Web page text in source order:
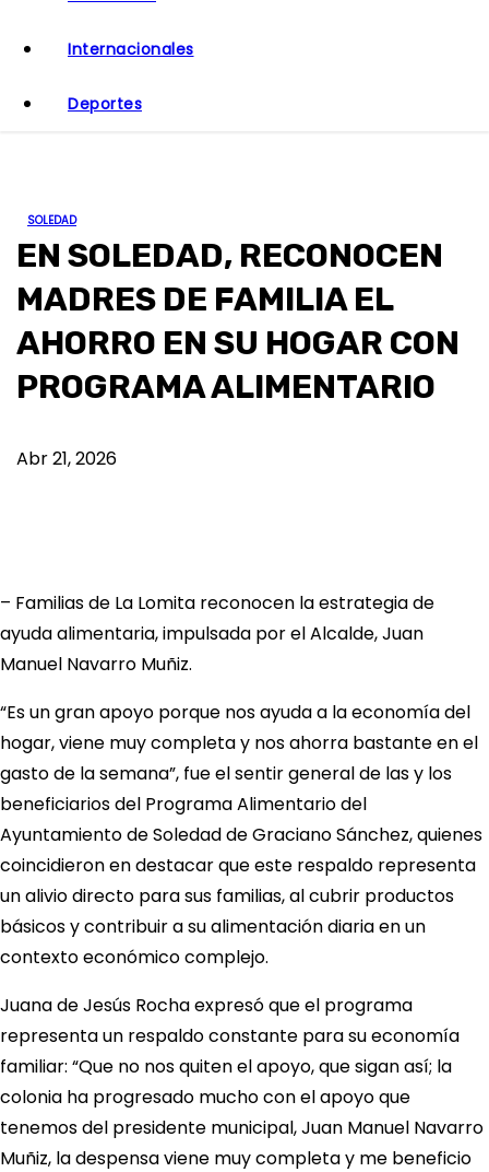
Internacionales
Deportes
SOLEDAD
EN SOLEDAD, RECONOCEN
MADRES DE FAMILIA EL
AHORRO EN SU HOGAR CON
PROGRAMA ALIMENTARIO
Abr 21, 2026
– Familias de La Lomita reconocen la estrategia de
ayuda alimentaria, impulsada por el Alcalde, Juan
Manuel Navarro Muñiz.
“Es un gran apoyo porque nos ayuda a la economía del
hogar, viene muy completa y nos ahorra bastante en el
gasto de la semana”, fue el sentir general de las y los
beneficiarios del Programa Alimentario del
Ayuntamiento de Soledad de Graciano Sánchez, quienes
coincidieron en destacar que este respaldo representa
un alivio directo para sus familias, al cubrir productos
básicos y contribuir a su alimentación diaria en un
contexto económico complejo.
Juana de Jesús Rocha expresó que el programa
representa un respaldo constante para su economía
familiar: “Que no nos quiten el apoyo, que sigan así; la
colonia ha progresado mucho con el apoyo que
tenemos del presidente municipal, Juan Manuel Navarro
Muñiz, la despensa viene muy completa y me beneficio